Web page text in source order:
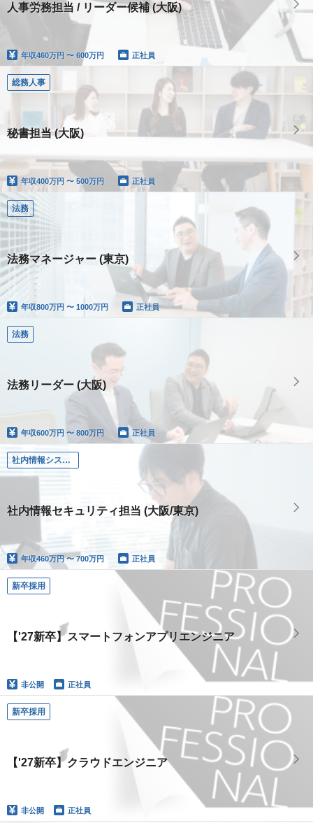
人事労務担当 / リーダー候補 (大阪)
年収460万円 〜 600万円 正社員
総務人事
秘書担当 (大阪)
年収400万円 〜 500万円 正社員
法務
法務マネージャー (東京)
年収800万円 〜 1000万円 正社員
法務
法務リーダー (大阪)
年収600万円 〜 800万円 正社員
社内情報システム
社内情報セキュリティ担当 (大阪/東京)
年収460万円 〜 700万円 正社員
新卒採用
【'27新卒】スマートフォンアプリエンジニア
非公開 正社員
新卒採用
【'27新卒】クラウドエンジニア
非公開 正社員